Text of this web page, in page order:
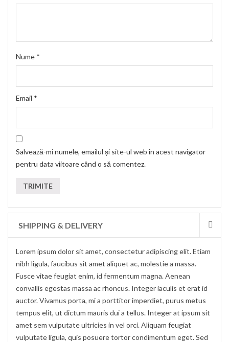
Nume *
Email *
Salvează-mi numele, emailul și site-ul web în acest navigator
pentru data viitoare când o să comentez.
SHIPPING & DELIVERY
Lorem ipsum dolor sit amet, consectetur adipiscing elit. Etiam
nibh ligula, faucibus sit amet aliquet ac, molestie a massa.
Fusce vitae feugiat enim, id fermentum magna. Aenean
convallis egestas massa ac rhoncus. Integer iaculis et erat id
auctor. Vivamus porta, mi a porttitor imperdiet, purus metus
tempus elit, ut dictum mauris dui a tellus. Integer at ipsum sit
amet sem vulputate ultricies in vel orci. Aliquam feugiat
vulputate ligula, quis posuere tortor condimentum eget. Sed